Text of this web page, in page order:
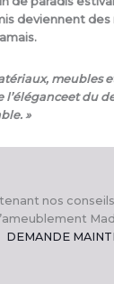
deviennent
meubles
l’éléganceet du
»
nos
DEMANDE